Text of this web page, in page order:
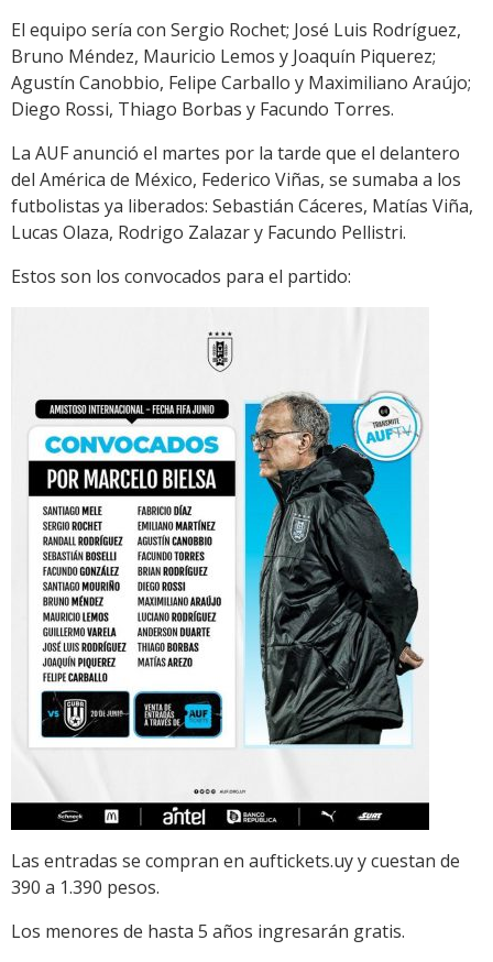
El equipo sería con Sergio Rochet; José Luis Rodríguez,
Bruno Méndez, Mauricio Lemos y Joaquín Piquerez;
Agustín Canobbio, Felipe Carballo y Maximiliano Araújo;
Diego Rossi, Thiago Borbas y Facundo Torres.
La AUF anunció el martes por la tarde que el delantero
del América de México, Federico Viñas, se sumaba a los
futbolistas ya liberados: Sebastián Cáceres, Matías Viña,
Lucas Olaza, Rodrigo Zalazar y Facundo Pellistri.
Estos son los convocados para el partido:
Las entradas se compran en auftickets.uy y cuestan de
390 a 1.390 pesos.
Los menores de hasta 5 años ingresarán gratis.